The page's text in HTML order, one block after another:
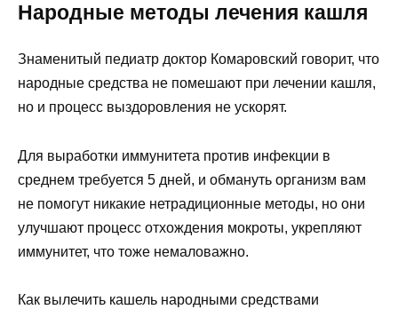
Народные методы лечения кашля
Знаменитый педиатр доктор Комаровский говорит, что
народные средства не помешают при лечении кашля,
но и процесс выздоровления не ускорят.
Для выработки иммунитета против инфекции в
среднем требуется 5 дней, и обмануть организм вам
не помогут никакие нетрадиционные методы, но они
улучшают процесс отхождения мокроты, укрепляют
иммунитет, что тоже немаловажно.
Как вылечить кашель народными средствами